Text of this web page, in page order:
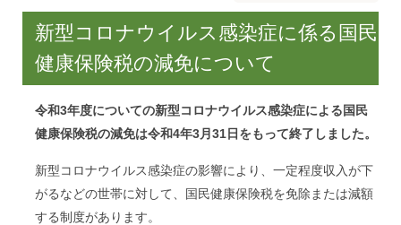
新型コロナウイルス感染症に係る国民
健康保険税の減免について
令和3年度についての新型コロナウイルス感染症による国民
健康保険税の減免は令和4年3月31日をもって終了しました。
新型コロナウイルス感染症の影響により、一定程度収入が下
がるなどの世帯に対して、国民健康保険税を免除または減額
する制度があります。